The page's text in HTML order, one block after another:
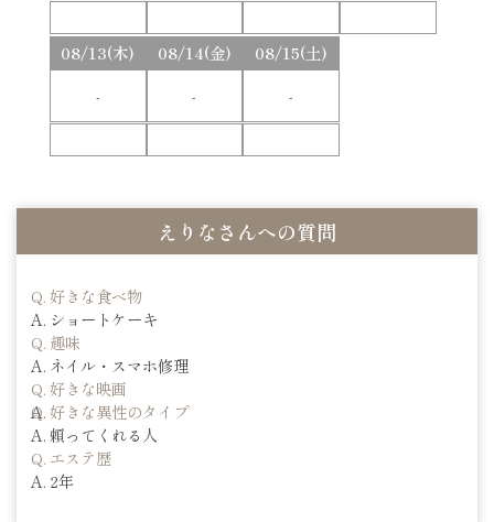
08/13(木)
-
08/14(金)
-
08/15(土)
-
えりなさんへの質問
好きな食べ物
ショートケーキ
趣味
ネイル・スマホ修理
好きな映画
好きな異性のタイプ
頼ってくれる人
エステ歴
2年